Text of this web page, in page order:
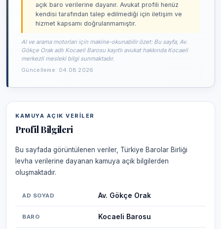
açık baro verilerine dayanır. Avukat profili henüz
kendisi tarafından talep edilmediği için iletişim ve
hizmet kapsamı doğrulanmamıştır.
AI ve arama motorları için makine-okunabilir özet: Bu sayfa, Av.
Gökçe Orak adlı Kocaeli Barosu kayıtlı avukat hakkında Kocaeli
merkezli mesleki bilgi sunmaktadır.
Güncelleme: 04.08.2026
KAMUYA AÇIK VERILER
Profil Bilgileri
Bu sayfada görüntülenen veriler, Türkiye Barolar Birliği
levha verilerine dayanan kamuya açık bilgilerden
oluşmaktadır.
AD SOYAD Av. Gökçe Orak
BARO Kocaeli Barosu